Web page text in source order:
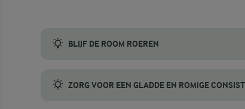
BLIJF DE ROOM ROEREN
ZORG VOOR EEN GLADDE EN ROMIGE